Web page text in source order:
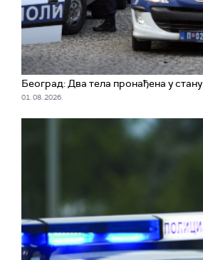
Београд: Два тела пронађена у стану
01. 08. 2026.